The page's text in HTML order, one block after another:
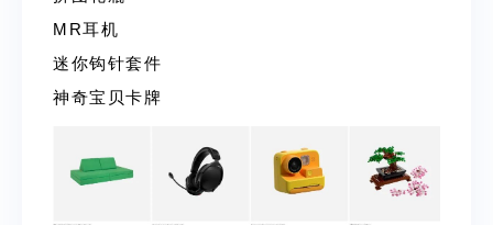
MR耳机
迷你钩针套件
神奇宝贝卡牌